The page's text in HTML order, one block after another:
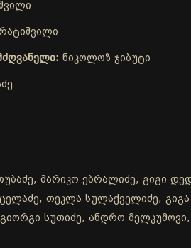
ნიკოლოზ ჯიბუტი
მარიკო ებრალიძე, გიგი
თეკლა სულაქველიძე,
სუთიძე, ანდრო მელკუმოვი,